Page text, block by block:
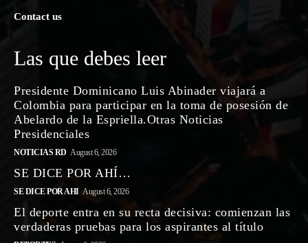
Contact us
Las que debes leer
Presidente Dominicano Luis Abinader viajará a
Colombia para participar en la toma de posesión de
Abelardo de la Espriella.Otras Noticias
Presidenciales
NOTICIAS RD August 6, 2026
SE DICE POR AHÍ…
SE DICE POR AHI August 6, 2026
El deporte entra en su recta decisiva: comienzan las
verdaderas pruebas para los aspirantes al título